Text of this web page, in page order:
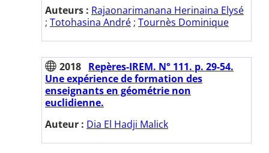
Auteurs : Rajaonarimanana Herinaina Elysé
; Totohasina André ; Tournès Dominique
2018 Repères-IREM. N° 111. p. 29-54.
Une expérience de formation des
enseignants en géométrie non
euclidienne.
Auteur : Dia El Hadji Malick